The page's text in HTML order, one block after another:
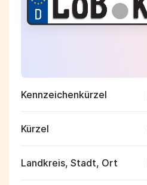
Kennzeichenkürzel
Kürzel
Landkreis, Stadt, Ort